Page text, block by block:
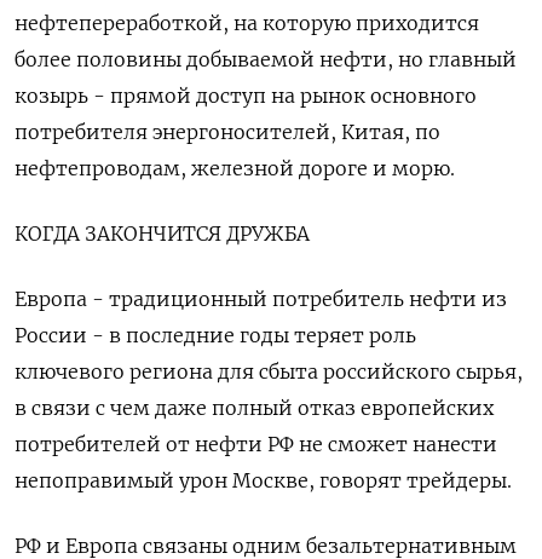
нефтепереработкой, на которую приходится
более половины добываемой нефти, но главный
козырь - прямой доступ на рынок основного
потребителя энергоносителей, Китая, по
нефтепроводам, железной дороге и морю.
КОГДА ЗАКОНЧИТСЯ ДРУЖБА
Европа - традиционный потребитель нефти из
России - в последние годы теряет роль
ключевого региона для сбыта российского сырья,
в связи с чем даже полный отказ европейских
потребителей от нефти РФ не сможет нанести
непоправимый урон Москве, говорят трейдеры.
РФ и Европа связаны одним безальтернативным